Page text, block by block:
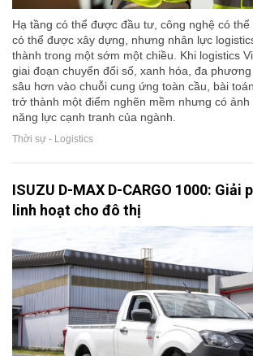
Hạ tầng có thể được đầu tư, công nghệ có
có thể được xây dựng, nhưng nhân lực
thành trong một sớm một chiều. Khi logistics
giai đoạn chuyển đổi số, xanh hóa, đa
sâu hơn vào chuỗi cung ứng toàn cầu, bài
trở thành một điểm nghẽn mềm nhưng có
năng lực cạnh tranh của ngành.
Thời sự - Logistics
ISUZU D-MAX D-CARGO 1000: Giải
linh hoạt cho đô thị